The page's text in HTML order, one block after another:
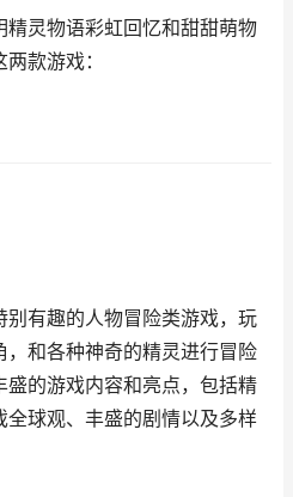
灵物语彩虹回忆和甜甜萌物
款游戏：
有趣的人物冒险类游戏，玩
和各种神奇的精灵进行冒险
的游戏内容和亮点，包括精
球观、丰盛的剧情以及多样